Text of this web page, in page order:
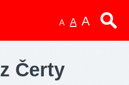
A A A
Čerty